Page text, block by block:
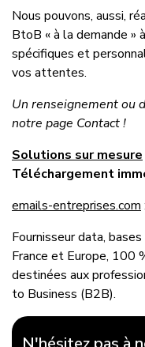
Nous pouvons, aussi,
BtoB « à la demande »
spécifiques et
vos attentes.
Un renseignement ou
notre page Contact !
Solutions sur mesure
Téléchargement
emails-entreprises.com :
Fournisseur data,
France et Europe, 100
destinées aux
to Business (B2B).